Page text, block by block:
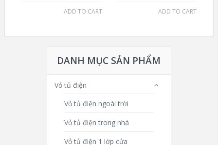
ADD TO CART ADD TO CART
DANH MỤC SẢN PHẨM
Vỏ tủ điện
Vỏ tủ điện ngoài trời
Vỏ tủ điện trong nhà
Vỏ tủ điện 1 lớp cửa